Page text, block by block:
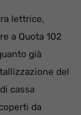
lettrice,
a Quota 102
già
del
cassa
da